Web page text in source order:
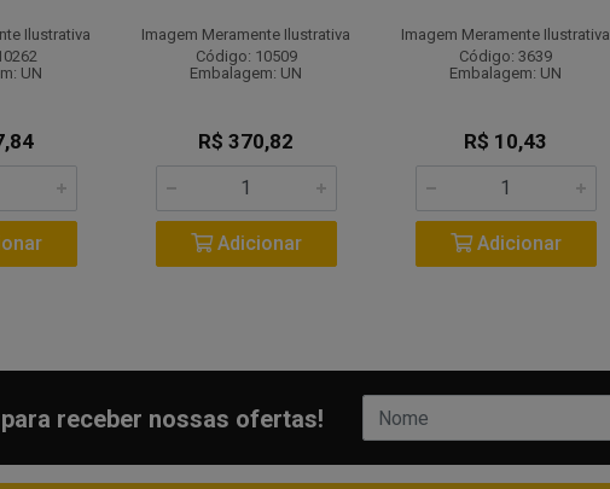
Ilustrativa
UN
Imagem Meramente Ilustrativa
Código: 10509
Embalagem: UN
R$ 370,82
Adicionar
Imagem Meramente Ilustrativa
Código: 3639
Embalagem: UN
R$ 10,43
Adicionar
receber nossas ofertas!